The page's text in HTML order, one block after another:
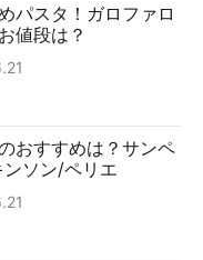
パスタ！ガロファロ
値段は？
おすすめは？サンペ
ソン/ペリエ